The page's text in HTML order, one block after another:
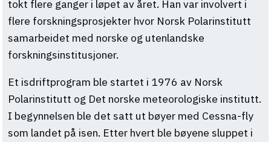
tokt flere ganger i løpet av året. Han var involvert i
flere forskningsprosjekter hvor Norsk Polarinstitutt
samarbeidet med norske og utenlandske
forskningsinstitusjoner.
Et isdriftprogram ble startet i 1976 av Norsk
Polarinstitutt og Det norske meteorologiske institutt.
I begynnelsen ble det satt ut bøyer med Cessna-fly
som landet på isen. Etter hvert ble bøyene sluppet i